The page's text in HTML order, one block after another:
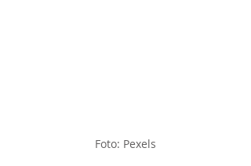
Foto: Pexels